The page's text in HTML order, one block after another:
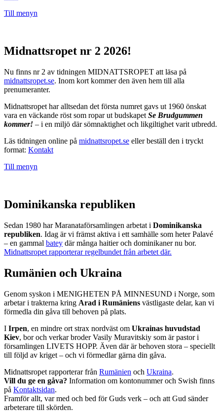
Till menyn
Midnattsropet nr 2 2026!
Nu finns nr 2 av tidningen MIDNATTSROPET att läsa på
midnattsropet.se. Inom kort kommer den även hem till alla
prenumeranter.
Midnattsropet har alltsedan det första numret gavs ut 1960 önskat
vara en väckande röst som ropar ut budskapet Se Brudgummen
kommer! – i en miljö där sömnaktighet och likgiltighet varit utbredd.
Läs tidningen online på midnattsropet.se eller beställ den i tryckt
format: Kontakt
Till menyn
Dominikanska republiken
Sedan 1980 har Maranataförsamlingen arbetat i Dominikanska
republiken. Idag är vi främst aktiva i ett samhälle som heter Palavé
– en gammal batey där många haitier och dominikaner nu bor.
Midnattsropet rapporterar regelbundet från arbetet där.
Rumänien och Ukraina
Genom syskon i MENIGHETEN PÅ MINNESUND i Norge, som
arbetar i trakterna kring Arad i Rumäniens västligaste delar, kan vi
förmedla din gåva till behoven på plats.
I Irpen, en mindre ort strax nordväst om Ukrainas huvudstad
Kiev, bor och verkar broder Vasily Muravitskiy som är pastor i
församlingen LIVETS HOPP. Även där är behoven stora – speciellt
till följd av kriget – och vi förmedlar gärna din gåva.
Midnattsropet rapporterar från Rumänien och Ukraina.
Vill du ge en gåva? Information om kontonummer och Swish finns
på Kontaktsidan.
Framför allt, var med och bed för Guds verk – och att Gud sänder
arbeterare till skörden.